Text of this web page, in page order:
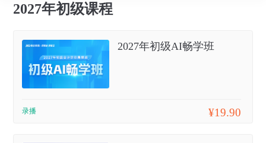
2027年初级课程
2027年初级AI畅学班
录播 ¥19.90